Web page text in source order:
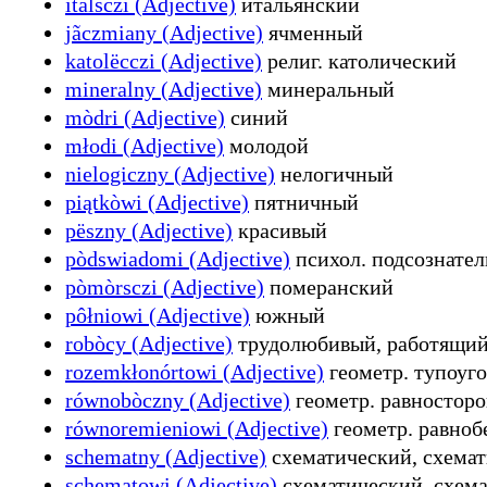
jãczmiany (Adjective) ячменный
katolëcczi (Adjective) религ. католический
mineralny (Adjective) минеральный
mòdri (Adjective) синий
młodi (Adjective) молодой
nielogiczny (Adjective) нелогичный
piątkòwi (Adjective) пятничный
pëszny (Adjective) красивый
pòdswiadomi (Adjective) психол.
pòmòrsczi (Adjective) померанский
pôłniowi (Adjective) южный
robòcy (Adjective) трудолюбивый,
rozemkłonórtowi (Adjective) геометр.
równobòczny (Adjective) геометр.
równoremieniowi (Adjective) геометр.
schematny (Adjective) схематический,